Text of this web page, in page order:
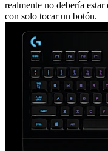
realmente no debería
con solo tocar un botón.